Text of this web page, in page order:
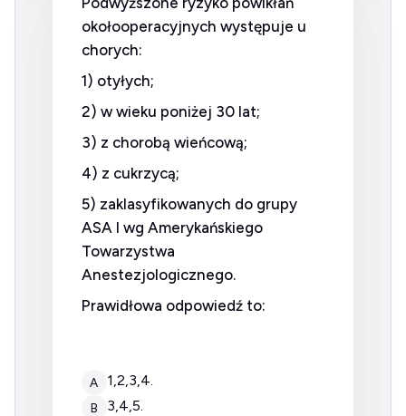
okołooperacyjnych występuje u
chorych:
1) otyłych;
2) w wieku poniżej 30 lat;
3) z chorobą wieńcową;
4) z cukrzycą;
5) zaklasyfikowanych do grupy
ASA I wg Amerykańskiego
Towarzystwa
Anestezjologicznego.
Prawidłowa odpowiedź to:
A 1,2,3,4.
B 3,4,5.